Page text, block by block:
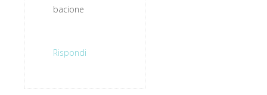
bacione
Rispondi